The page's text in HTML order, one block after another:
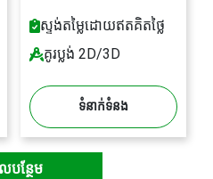
ស្ទង់តម្លៃដោយឥតគិតថ្លៃ
គូរប្លង់ 2D/3D
ទំនាក់ទំនង
បន្ថែម